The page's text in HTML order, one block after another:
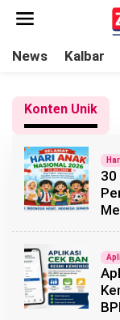
News Kalbar
Konten Unik
30